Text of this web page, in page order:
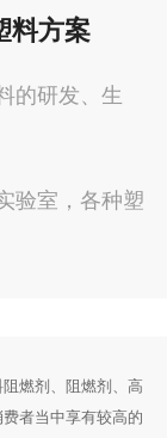
料方案
的研发、生
验室，各种塑
燃剂、阻燃剂、高
者当中享有较高的